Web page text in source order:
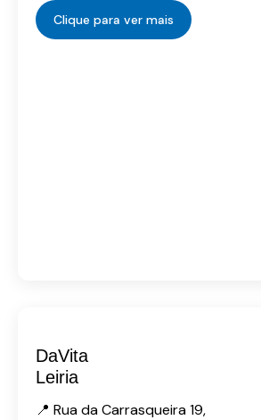
Clique para ver mais
DaVita
Leiria
📍 Rua da Carrasqueira 19,